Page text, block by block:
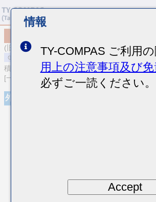
(旧品番 TMK063CG200JT-F)
積層セラミックコンデンサ
[一般用 積層セラミックコンデンサ (温度補償用)]
外観
情報
TY-COMPAS ご利用
用上の注意事項及び
必ずご一読ください。
Accept